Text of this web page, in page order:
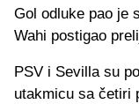
Gol odluke pao je
Wahi postigao
PSV i Sevilla su
utakmicu sa četiri